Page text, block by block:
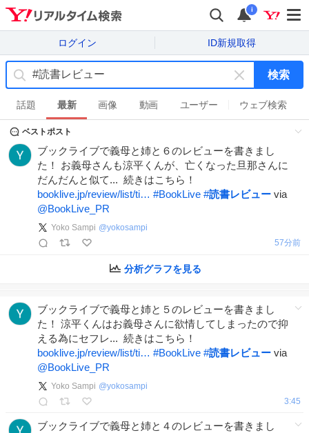
i
ログイン ID新規取得
キ
ー
ワ
ド
を
す
検索
話題 最新 画像 動画 ユーザー ウェブ検索
ベストポスト
ブックライブで義母と姉と６のレビューを書きまし
た！ お義母さんも涼平くんが、亡くなった旦那さんに
だんだんと似て... 続きはこちら！
booklive.jp/review/list/ti… #BookLive #読書レビュー via
@BookLive_PR
Yoko Sampi @yokosampi
58分前
分析グラフを見る
ブックライブで義母と姉と５のレビューを書きまし
た！ 涼平くんはお義母さんに欲情してしまったので抑
える為にセフレ... 続きはこちら！
booklive.jp/review/list/ti… #BookLive #読書レビュー via
@BookLive_PR
Yoko Sampi @yokosampi
3:45
ブックライブで義母と姉と４のレビューを書きまし